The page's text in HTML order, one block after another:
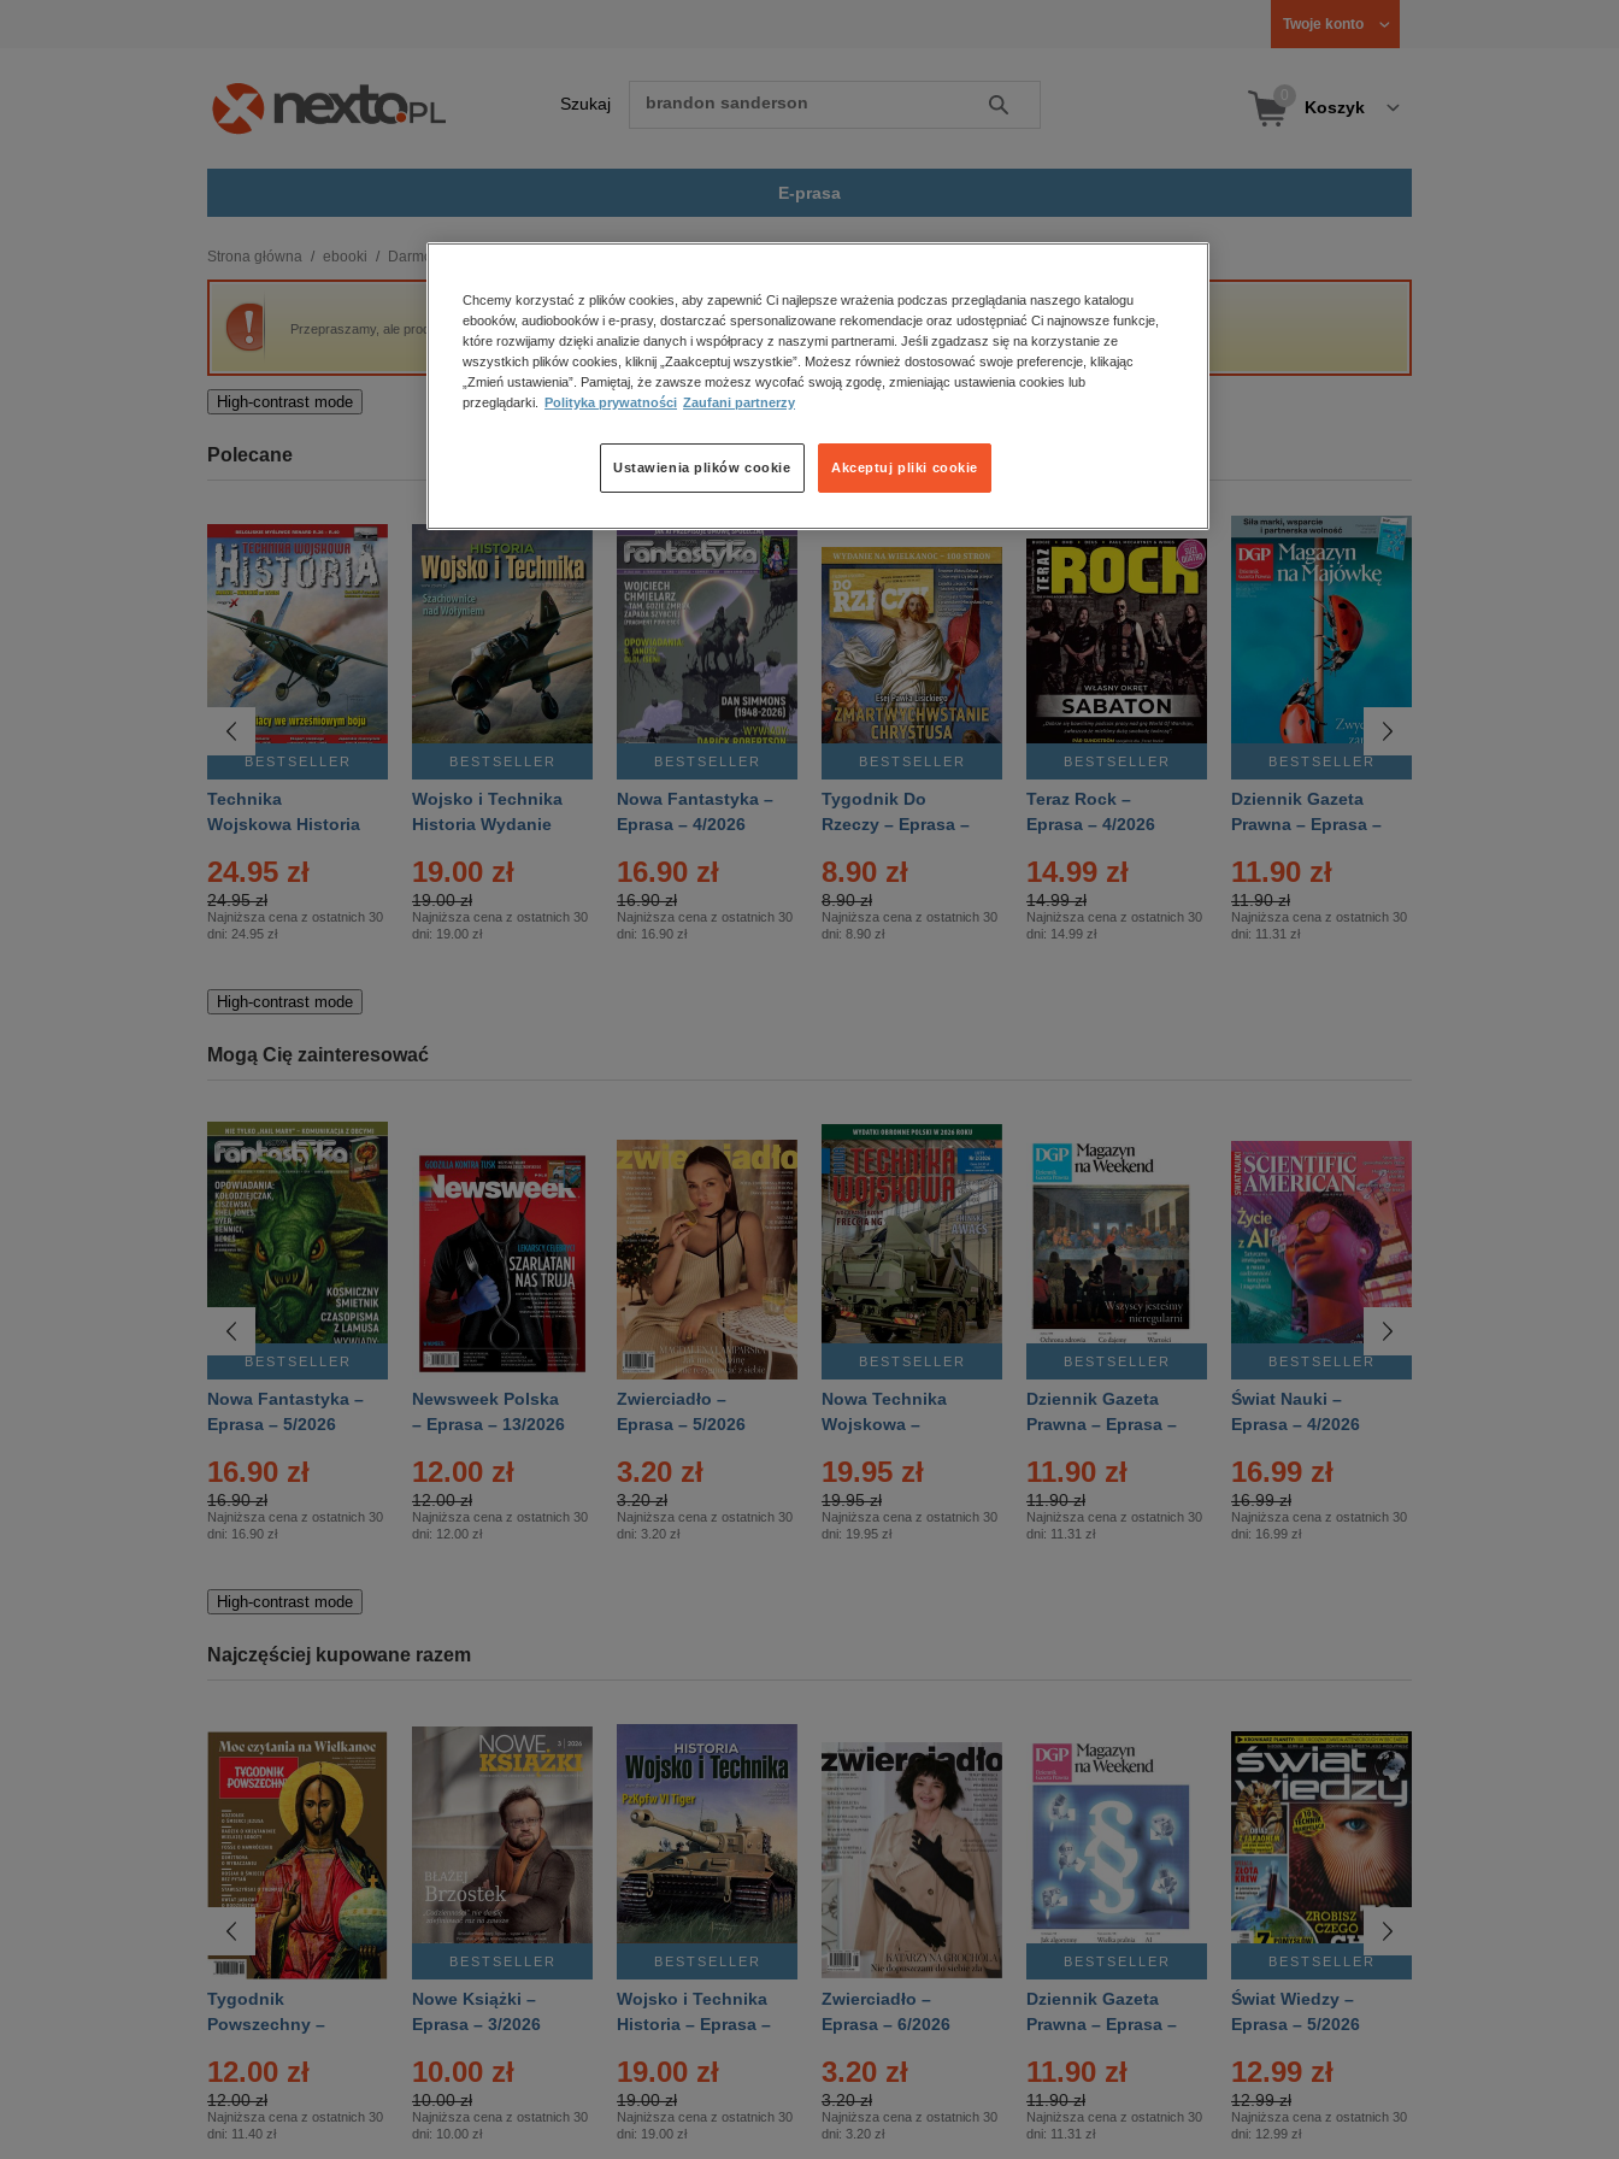
Twoje konto
Szukaj Szukaj Koszyk
E-prasa
budownictwo, aranżacja wnętrz
biznesowe, branżowe, gospodarka
darmowe wydania
edukacja
kobiece, lifestyle, kultura
polityka, społeczno-informacyjne
psychologiczne
inne
popularno-naukowe
historia
zdrowie
religie
Strona główna ebooki Darmowe ebooki
Przepraszamy, ale produkt „Na Pochyłości I” nie jest dostępny.
High-contrast mode
Polecane
BESTSELLER
Technika
Wojskowa Historia
24.95 zł
24.95 zł
Najniższa cena z ostatnich 30
dni: 24.95 zł
BESTSELLER
Wojsko i Technika
Historia Wydanie
– 2/2026
19.00 zł
19.00 zł
Najniższa cena z ostatnich 30
dni: 19.00 zł
BESTSELLER
Nowa Fantastyka –
Eprasa – 4/2026
16.90 zł
16.90 zł
Najniższa cena z ostatnich 30
dni: 16.90 zł
BESTSELLER
Tygodnik Do
Rzeczy – Eprasa –
8.90 zł
8.90 zł
Najniższa cena z ostatnich 30
dni: 8.90 zł
BESTSELLER
Teraz Rock –
Eprasa – 4/2026
14.99 zł
14.99 zł
Najniższa cena z ostatnich 30
dni: 14.99 zł
BESTSELLER
Dziennik Gazeta
Prawna – Eprasa –
11.90 zł
11.90 zł
Najniższa cena z ostatnich 30
dni: 11.31 zł
High-contrast mode
Mogą Cię zainteresować
BESTSELLER
Nowa Fantastyka –
Eprasa – 5/2026
16.90 zł
16.90 zł
Najniższa cena z ostatnich 30
dni: 16.90 zł
Newsweek Polska
– Eprasa – 13/2026
12.00 zł
12.00 zł
Najniższa cena z ostatnich 30
dni: 12.00 zł
Zwierciadło –
Eprasa – 5/2026
3.20 zł
3.20 zł
Najniższa cena z ostatnich 30
dni: 3.20 zł
BESTSELLER
Nowa Technika
Wojskowa –
19.95 zł
19.95 zł
Najniższa cena z ostatnich 30
dni: 19.95 zł
BESTSELLER
Dziennik Gazeta
Prawna – Eprasa –
11.90 zł
11.90 zł
Najniższa cena z ostatnich 30
dni: 11.31 zł
BESTSELLER
Świat Nauki –
Eprasa – 4/2026
16.99 zł
16.99 zł
Najniższa cena z ostatnich 30
dni: 16.99 zł
High-contrast mode
Najczęściej kupowane razem
Tygodnik
Powszechny –
12.00 zł
12.00 zł
Najniższa cena z ostatnich 30
dni: 11.40 zł
BESTSELLER
Nowe Książki –
Eprasa – 3/2026
10.00 zł
10.00 zł
Najniższa cena z ostatnich 30
dni: 10.00 zł
BESTSELLER
Wojsko i Technika
Historia – Eprasa –
19.00 zł
19.00 zł
Najniższa cena z ostatnich 30
dni: 19.00 zł
Zwierciadło –
Eprasa – 6/2026
3.20 zł
3.20 zł
Najniższa cena z ostatnich 30
dni: 3.20 zł
BESTSELLER
Dziennik Gazeta
Prawna – Eprasa –
11.90 zł
11.90 zł
Najniższa cena z ostatnich 30
dni: 11.31 zł
BESTSELLER
Świat Wiedzy –
Eprasa – 5/2026
12.99 zł
12.99 zł
Najniższa cena z ostatnich 30
dni: 12.99 zł
Chcemy korzystać z plików cookies, aby zapewnić Ci najlepsze wrażenia podczas przeglądania naszego katalogu
ebooków, audiobooków i e-prasy, dostarczać spersonalizowane rekomendacje oraz udostępniać Ci najnowsze funkcje,
które rozwijamy dzięki analizie danych i współpracy z naszymi partnerami. Jeśli zgadzasz się na korzystanie ze
wszystkich plików cookies, kliknij „Zaakceptuj wszystkie”. Możesz również dostosować swoje preferencje, klikając
„Zmień ustawienia”. Pamiętaj, że zawsze możesz wycofać swoją zgodę, zmieniając ustawienia cookies lub
przeglądarki.
Polityka prywatności Zaufani partnerzy
Akceptuj pliki cookie
Ustawienia plików cookie